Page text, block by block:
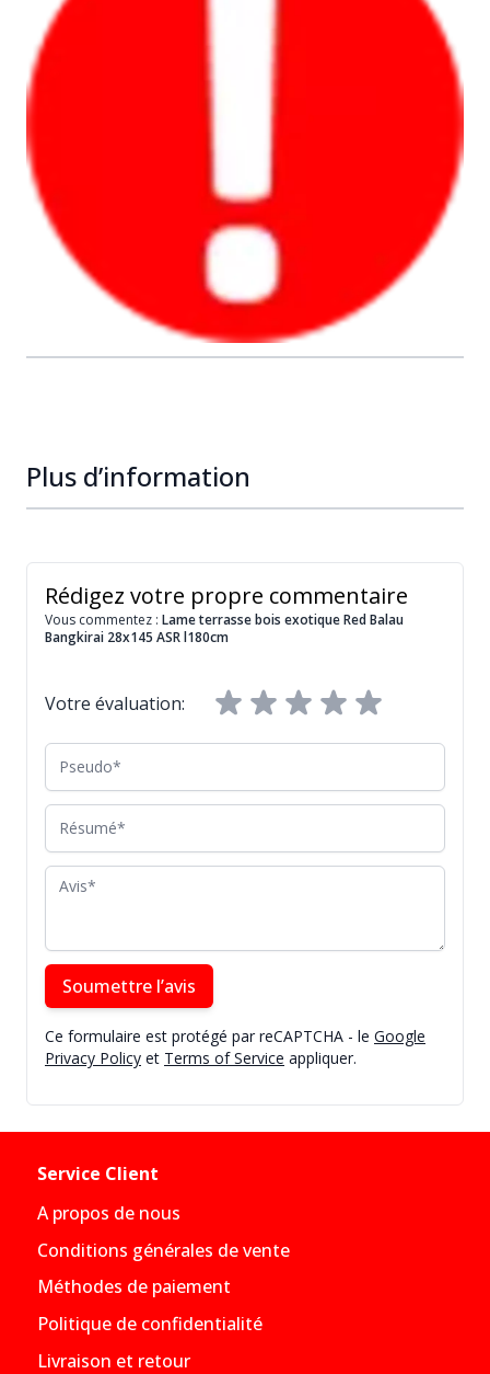
Plus d’information
Rédigez votre propre commentaire
Vous commentez : Lame terrasse bois exotique Red Balau
Bangkirai 28x145 ASR l180cm
Votre évaluation:
Pseudo
Résumé
Avis
Soumettre l’avis
Ce formulaire est protégé par reCAPTCHA - le Google
Privacy Policy et Terms of Service appliquer.
Service Client
A propos de nous
Conditions générales de vente
Méthodes de paiement
Politique de confidentialité
Livraison et retour